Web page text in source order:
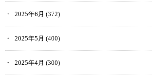
2025年6月 (372)
2025年5月 (400)
2025年4月 (300)